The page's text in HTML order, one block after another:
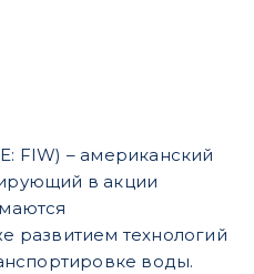
FIW) – американский
в акции
развитием технологий
воды.